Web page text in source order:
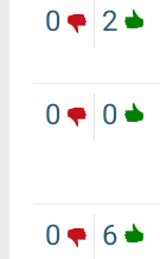
2
0
0
0
6
0